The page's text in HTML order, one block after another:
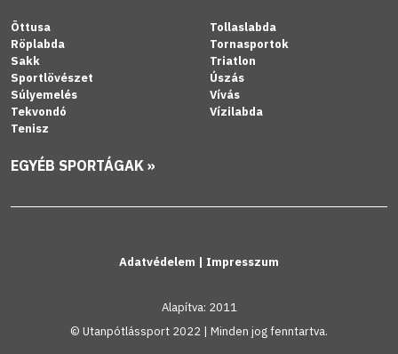
Öttusa
Röplabda
Sakk
Sportlövészet
Súlyemelés
Tekvondó
Tenisz
Tollaslabda
Tornasportok
Triatlon
Úszás
Vívás
Vízilabda
EGYÉB SPORTÁGAK »
Adatvédelem | Impresszum
Alapítva: 2011
© Utanpótlássport 2022 | Minden jog fenntartva.